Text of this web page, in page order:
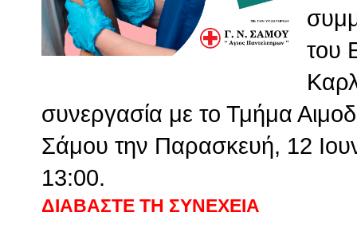
του
συνεργασία με το Τμήμα
Σάμου την Παρασκευή, 12
13:00.
ΔΙΑΒΑΣΤΕ ΤΗ ΣΥΝΕΧΕΙΑ